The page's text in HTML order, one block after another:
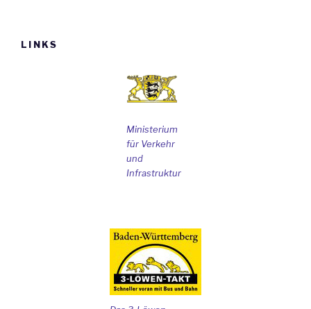
LINKS
Ministerium
für Verkehr
und
Infrastruktur